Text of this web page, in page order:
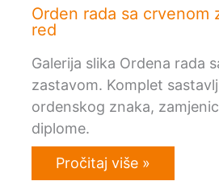
Orden rada sa crvenom
red
Galerija slika Ordena rada
zastavom. Komplet
ordenskog znaka,
diplome.
Pročitaj više »